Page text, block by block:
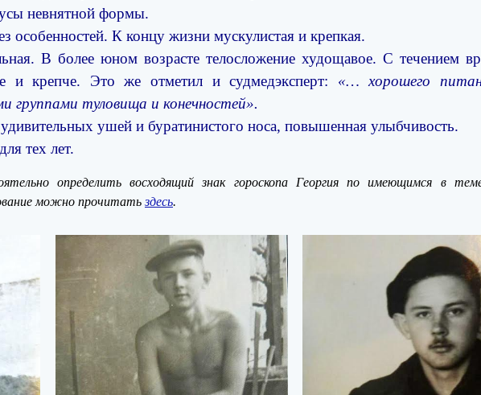
невнятной формы.
особенностей. К концу жизни мускулистая и крепкая.
В более юном возрасте телосложение худощавое. С течением
и крепче. Это же отметил и судмедэксперт: «… хорошего
туловища и конечностей».
ушей и буратинистого носа, повышенная улыбчивость.
для тех лет.
определить восходящий знак гороскопа Георгия по имеющимся в
можно прочитать здесь.